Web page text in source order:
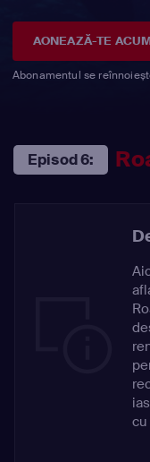
AONEAZĂ-TE
Abonamentul se
Episod 6: